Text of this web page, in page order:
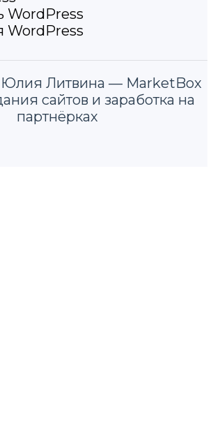
WordPress
WordPress
Юлия Литвина — MarketBox
сайтов и заработка на
партнёрках